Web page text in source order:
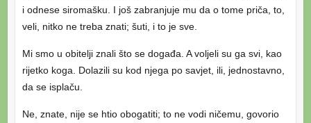
i odnese siromašku. I još zabranjuje mu da o tome priča, to,
veli, nitko ne treba znati; šuti, i to je sve.
Mi smo u obitelji znali što se događa. A voljeli su ga svi, kao
rijetko koga. Dolazili su kod njega po savjet, ili, jednostavno,
da se isplaču.
Ne, znate, nije se htio obogatiti; to ne vodi ničemu, govorio